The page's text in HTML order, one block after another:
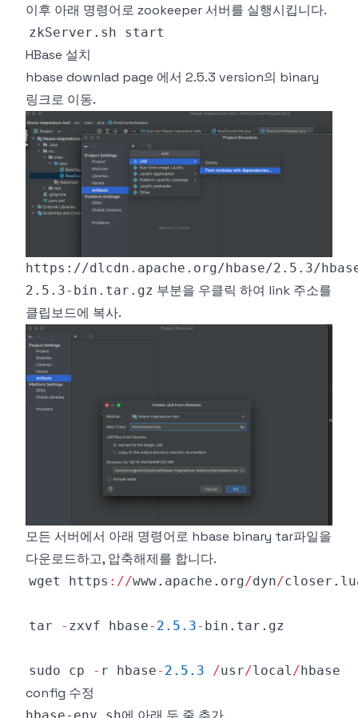
이후 아래 명령어로 zookeeper 서버를 실행시킵니다.
zkServer . sh
HBase 설치
hbase downlad page 에서 2.5.3 version의 binary
링크로 이동.
https://dlcdn.apache.org/hbase/2.5.3/
2.5.3-bin.tar.gz 부분을 우클릭 하여 link 주소를
클립보드에 복사.
모든 서버에서 아래 명령어로 hbase binary tar파일을
다운로드하고, 압축해제를 합니다.
wget https : //www. apache . org/dyn/closer .
tar - zxvf hbase- 2.5 .3- bin . tar . gz
sudo cp - r hbase- 2.5 .3 /usr/local /
config 수정